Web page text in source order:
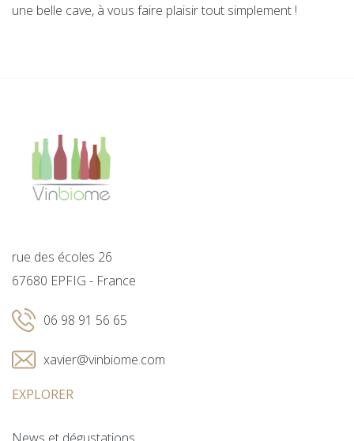
une belle cave, à vous faire plaisir tout simplement !
rue des écoles 26
67680 EPFIG - France
06 98 91 56 65
xavier@vinbiome.com
EXPLORER